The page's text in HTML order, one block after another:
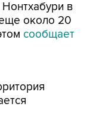
в
около 20
сообщает